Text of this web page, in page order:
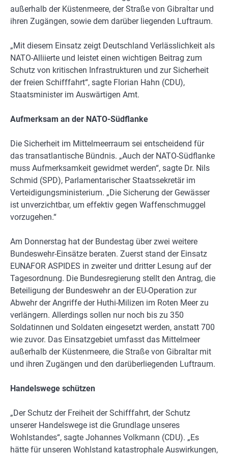
außerhalb der Küstenmeere, der Straße von Gibraltar und
ihren Zugängen, sowie dem darüber liegenden Luftraum.
„Mit diesem Einsatz zeigt Deutschland Verlässlichkeit als
NATO-Alliierte und leistet einen wichtigen Beitrag zum
Schutz von kritischen Infrastrukturen und zur Sicherheit
der freien Schifffahrt“, sagte Florian Hahn (CDU),
Staatsminister im Auswärtigen Amt.
Aufmerksam an der NATO-Südflanke
Die Sicherheit im Mittelmeerraum sei entscheidend für
das transatlantische Bündnis. „Auch der NATO-Südflanke
muss Aufmerksamkeit gewidmet werden“, sagte Dr. Nils
Schmid (SPD), Parlamentarischer Staatssekretär im
Verteidigungsministerium. „Die Sicherung der Gewässer
ist unverzichtbar, um effektiv gegen Waffenschmuggel
vorzugehen.“
Am Donnerstag hat der Bundestag über zwei weitere
Bundeswehr-Einsätze beraten. Zuerst stand der Einsatz
EUNAFOR ASPIDES in zweiter und dritter Lesung auf der
Tagesordnung. Die Bundesregierung stellt den Antrag, die
Beteiligung der Bundeswehr an der EU-Operation zur
Abwehr der Angriffe der Huthi-Milizen im Roten Meer zu
verlängern. Allerdings sollen nur noch bis zu 350
Soldatinnen und Soldaten eingesetzt werden, anstatt 700
wie zuvor. Das Einsatzgebiet umfasst das Mittelmeer
außerhalb der Küstenmeere, die Straße von Gibraltar mit
und ihren Zugängen und den darüberliegenden Luftraum.
Handelswege schützen
„Der Schutz der Freiheit der Schifffahrt, der Schutz
unserer Handelswege ist die Grundlage unseres
Wohlstandes“, sagte Johannes Volkmann (CDU). „Es
hätte für unseren Wohlstand katastrophale Auswirkungen,